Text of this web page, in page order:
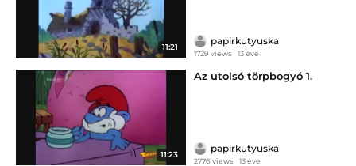
11:21
papirkutyuska
1729 views 13 éve
11:23
Az utolsó törpbogyó 1.
papirkutyuska
2776 views 13 éve